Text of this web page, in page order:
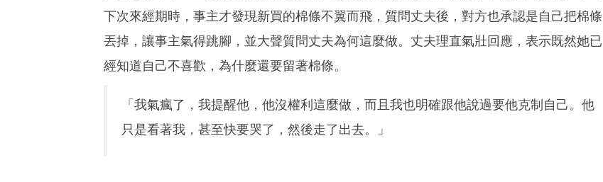
下次來經期時，事主才發現新買的棉條不翼而飛，質問丈夫後，對方也承認是自己把棉條
丟掉，讓事主氣得跳腳，並大聲質問丈夫為何這麼做。丈夫理直氣壯回應，表示既然她已
經知道自己不喜歡，為什麼還要留著棉條。
「我氣瘋了，我提醒他，他沒權利這麼做，而且我也明確跟他說過要他克制自己。他
只是看著我，甚至快要哭了，然後走了出去。」